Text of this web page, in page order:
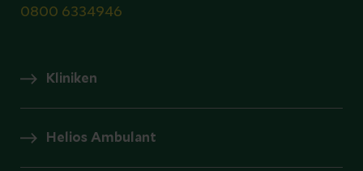
0800 6334946
Kliniken
Helios Ambulant